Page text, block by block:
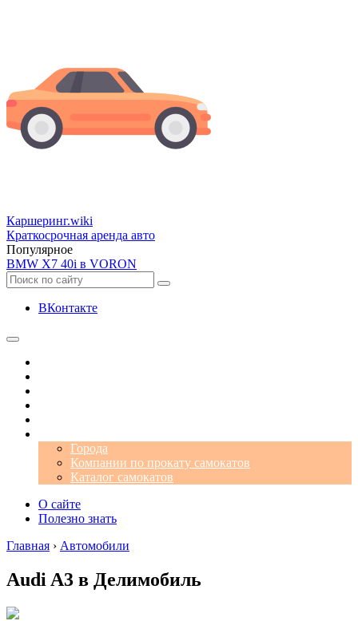
Каршеринг.wiki
Краткосрочная аренда авто
Популярное
BMW Х7 40i в VORON
ВКонтакте
Города
Компании по прокату самокатов
Каталог самокатов
О сайте
Полезно знать
Главная › Автомобили
Audi A3 в Делимобиль